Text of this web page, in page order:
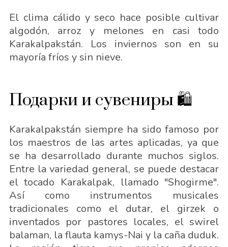
El clima cálido y seco hace posible cultivar
algodón, arroz y melones en casi todo
Karakalpakstán. Los inviernos son en su
mayoría fríos y sin nieve.
Подарки и сувениры 🛍
Karakalpakstán siempre ha sido famoso por
los maestros de las artes aplicadas, ya que
se ha desarrollado durante muchos siglos.
Entre la variedad general, se puede destacar
el tocado Karakalpak, llamado "Shogirme".
Así como instrumentos musicales
tradicionales como el dutar, el girzek o
inventados por pastores locales, el swirel
balaman, la flauta kamys-Nai y la caña duduk.